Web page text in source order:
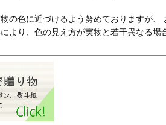
の色に近づけるよう努めておりますが、
より、色の見え方が実物と若干異なる場